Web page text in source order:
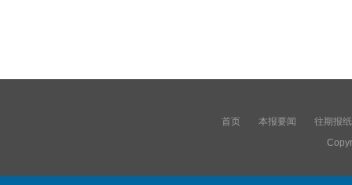
首页 本报要闻
往期报纸